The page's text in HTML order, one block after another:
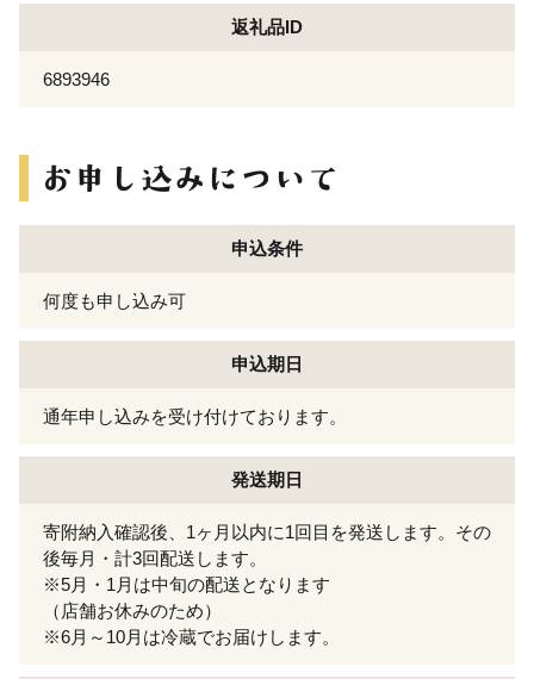
返礼品ID
6893946
申込条件
何度も申し込み可
申込期日
通年申し込みを受け付けております。
発送期日
寄附納入確認後、1ヶ月以内に1回目を発送します。その
後毎月・計3回配送します。
※5月・1月は中旬の配送となります
（店舗お休みのため）
※6月～10月は冷蔵でお届けします。